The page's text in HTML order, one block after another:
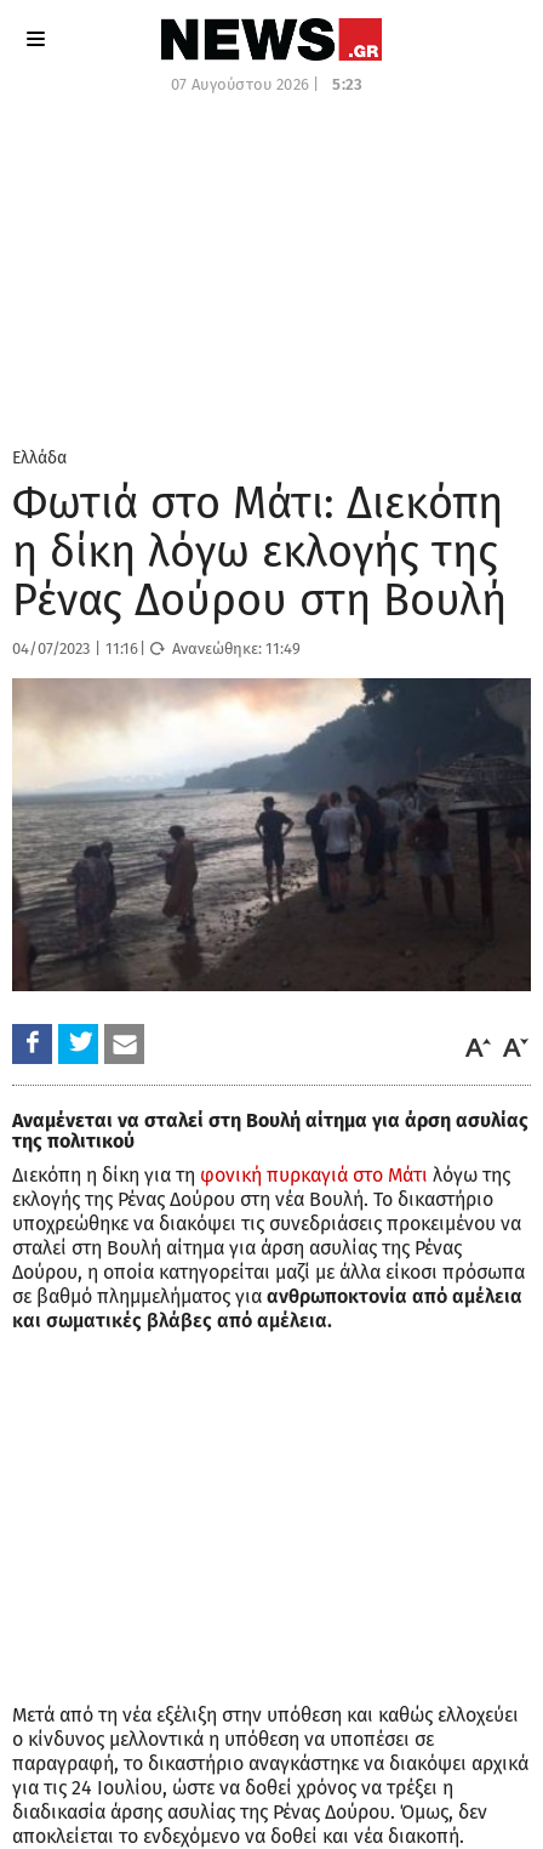
07 Αυγούστου 2026 | 5:23
Ελλάδα
Φωτιά στο Μάτι: Διεκόπη
η δίκη λόγω εκλογής της
Ρένας Δούρου στη Βουλή
04/07/2023 11:16 Ανανεώθηκε:11:49
Αναμένεται να σταλεί στη Βουλή αίτημα για άρση ασυλίας
της πολιτικού
Διεκόπη η δίκη για τη φονική πυρκαγιά στο Μάτι λόγω της
εκλογής της Ρένας Δούρου στη νέα Βουλή. Το δικαστήριο
υποχρεώθηκε να διακόψει τις συνεδριάσεις προκειμένου να
σταλεί στη Βουλή αίτημα για άρση ασυλίας της Ρένας
Δούρου, η οποία κατηγορείται μαζί με άλλα είκοσι πρόσωπα
σε βαθμό πλημμελήματος για ανθρωποκτονία από αμέλεια
και σωματικές βλάβες από αμέλεια.
Μετά από τη νέα εξέλιξη στην υπόθεση και καθώς ελλοχεύει
ο κίνδυνος μελλοντικά η υπόθεση να υποπέσει σε
παραγραφή, το δικαστήριο αναγκάστηκε να διακόψει αρχικά
για τις 24 Ιουλίου, ώστε να δοθεί χρόνος να τρέξει η
διαδικασία άρσης ασυλίας της Ρένας Δούρου. Όμως, δεν
αποκλείεται το ενδεχόμενο να δοθεί και νέα διακοπή.